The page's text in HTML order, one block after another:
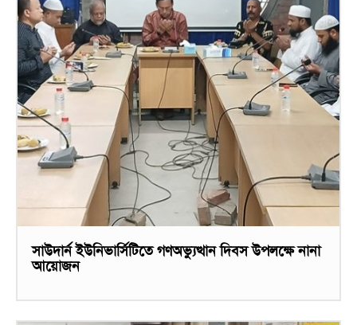
সাউদার্ন ইউনিভার্সিটিতে গণঅভ্যুত্থান দিবস উপলক্ষে নানা
আয়োজন